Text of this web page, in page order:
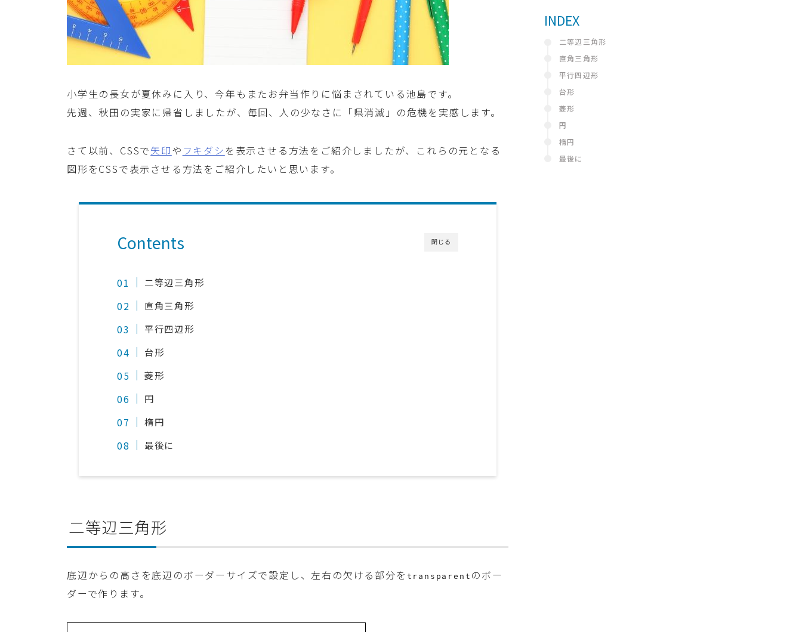
小学生の長女が夏休みに入り、今年もまたお弁当作りに悩まされている池島です。
先週、秋田の実家に帰省しましたが、毎回、人の少なさに「県消滅」の危機を実感します。
さて以前、CSSで矢印や フキダシ を表示させる方法をご紹介しましたが、これらの元となる
図形をCSSで表示させる方法をご紹介したいと思います。
閉じる
Contents
二等辺三角形
直角三角形
平行四辺形
台形
菱形
円
楕円
最後に
二等辺三角形
底辺からの高さを底辺のボーダーサイズで設定し、左右の欠ける部分を transparent のボー
ダーで作ります。
INDEX
二等辺三角形
直角三角形
平行四辺形
台形
菱形
円
楕円
最後に